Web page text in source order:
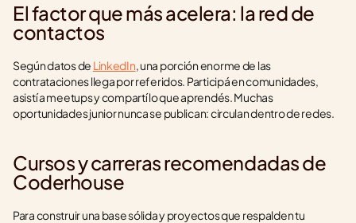
El factor que más acelera: la red de
contactos
Según datos de LinkedIn, una porción enorme de las
contrataciones llega por referidos. Participá en comunidades,
asistí a meetups y compartí lo que aprendés. Muchas
oportunidades junior nunca se publican: circulan dentro de redes.
Cursos y carreras recomendadas de
Coderhouse
Para construir una base sólida y proyectos que respalden tu